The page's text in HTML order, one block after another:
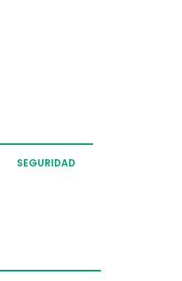
SEGURIDAD